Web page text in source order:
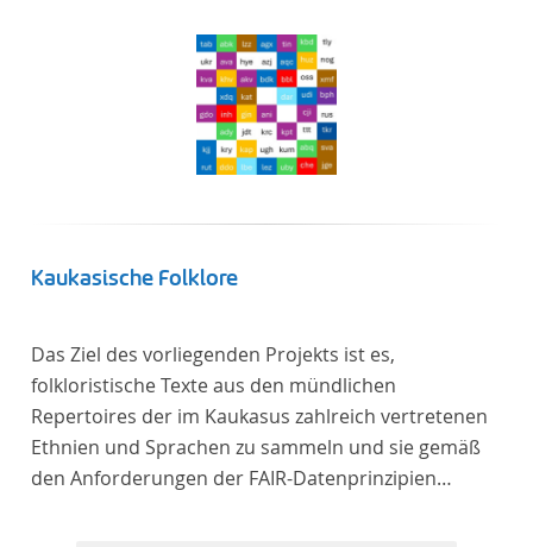
Anny Nolte Stiftung als Dauerleihgabe anvertraut
wurden, als digitale Edition erschlossen und der
wissenschaftlichen Forschung und Lehre digital zur
Verfügung gestellt.
Kaukasische Folklore
Das Ziel des vorliegenden Projekts ist es,
folkloristische Texte aus den mündlichen
Repertoires der im Kaukasus zahlreich vertretenen
Ethnien und Sprachen zu sammeln und sie gemäß
den Anforderungen der FAIR-Datenprinzipien